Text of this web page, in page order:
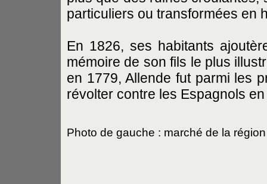
particuliers ou transformées en
En 1826, ses habitants
mémoire de son fils le plus
en 1779, Allende fut parmi les
révolter contre les Espagnols
Photo de gauche : marché de la